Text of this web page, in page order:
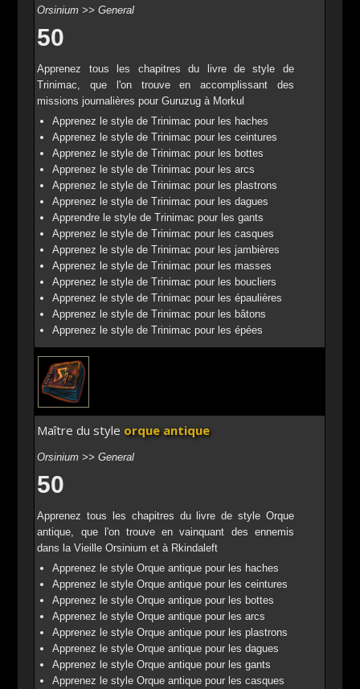
Orsinium >> General
50
Apprenez tous les chapitres du livre de style de
Trinimac, que l'on trouve en accomplissant des
missions journalières pour Guruzug à Morkul
Apprenez le style de Trinimac pour les haches
Apprenez le style de Trinimac pour les ceintures
Apprenez le style de Trinimac pour les bottes
Apprenez le style de Trinimac pour les arcs
Apprenez le style de Trinimac pour les plastrons
Apprenez le style de Trinimac pour les dagues
Apprendre le style de Trinimac pour les gants
Apprenez le style de Trinimac pour les casques
Apprenez le style de Trinimac pour les jambières
Apprenez le style de Trinimac pour les masses
Apprenez le style de Trinimac pour les boucliers
Apprenez le style de Trinimac pour les épaulières
Apprenez le style de Trinimac pour les bâtons
Apprenez le style de Trinimac pour les épées
Maître du style orque antique
Orsinium >> General
50
Apprenez tous les chapitres du livre de style Orque
antique, que l'on trouve en vainquant des ennemis
dans la Vieille Orsinium et à Rkindaleft
Apprenez le style Orque antique pour les haches
Apprenez le style Orque antique pour les ceintures
Apprenez le style Orque antique pour les bottes
Apprenez le style Orque antique pour les arcs
Apprenez le style Orque antique pour les plastrons
Apprenez le style Orque antique pour les dagues
Apprenez le style Orque antique pour les gants
Apprenez le style Orque antique pour les casques